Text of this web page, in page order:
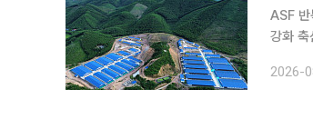
ASF 반
강화 축산식품 전문기업 선진이 한국에서 축적한 축산 운영 노하우를 베트남 양돈농가에 접목하며
(Food)
2026-